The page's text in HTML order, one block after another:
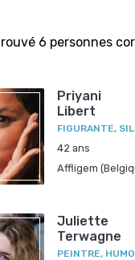
6 personnes
Priyani
Libert
FIGURANTE,
42 ans
Affligem
Juliette
Terwagne
PEINTRE,